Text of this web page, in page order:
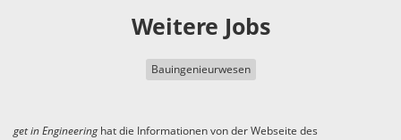
Weitere Jobs
Bauingenieurwesen
get in Engineeringhat die Informationen von der Webseite des